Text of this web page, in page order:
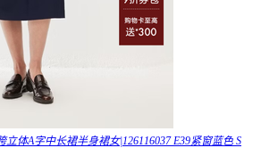
体A字中长裙半身裙女|126116037 E39紧窗蓝色 S